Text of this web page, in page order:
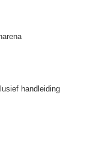
handleiding